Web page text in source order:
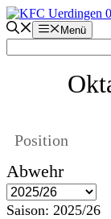
Zum
Inhalt
springen
Menü
Position
Abwehr
Saison: 2025/26